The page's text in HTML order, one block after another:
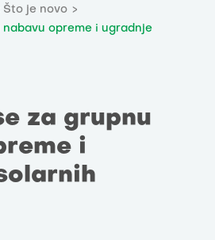
Što je novo
opreme i ugradnje
za grupnu
i